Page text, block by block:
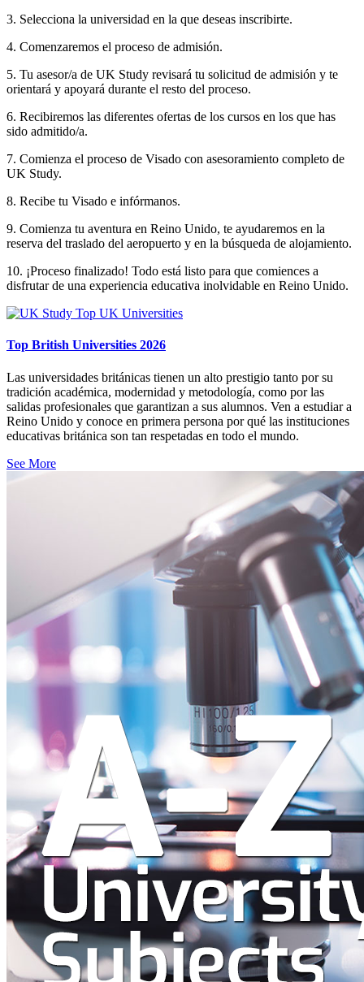
3. Selecciona la universidad en la que deseas inscribirte.
4. Comenzaremos el proceso de admisión.
5. Tu asesor/a de UK Study revisará tu solicitud de admisión y te
orientará y apoyará durante el resto del proceso.
6. Recibiremos las diferentes ofertas de los cursos en los que has
sido admitido/a.
7. Comienza el proceso de Visado con asesoramiento completo de
UK Study.
8. Recibe tu Visado e infórmanos.
9. Comienza tu aventura en Reino Unido, te ayudaremos en la
reserva del traslado del aeropuerto y en la búsqueda de alojamiento.
10. ¡Proceso finalizado! Todo está listo para que comiences a
disfrutar de una experiencia educativa inolvidable en Reino Unido.
Top British Universities 2026
Las universidades británicas tienen un alto prestigio tanto por su
tradición académica, modernidad y metodología, como por las
salidas profesionales que garantizan a sus alumnos. Ven a estudiar a
Reino Unido y conoce en primera persona por qué las instituciones
educativas británica son tan respetadas en todo el mundo.
See More